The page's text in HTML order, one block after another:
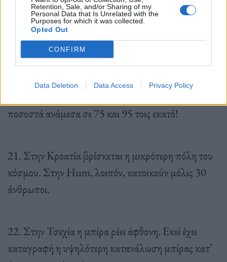
Retention, Sale, and/or Sharing of my
Personal Data that Is Unrelated with the
Purposes for which it was collected.
Opted Out
CONFIRM
Data Deletion Data Access Privacy Policy
γιορτάζουν κάθε χρόνο την ανεξαρτησία τους από το
Ηνωμένο Βασίλειο. (λέτε γι’ αυτό να πατώνει
σταθερά στην Eurovision;)
20. Η ανεργία στην Ζιμπάμπουε εκτιμάται ως η
ποσοστά ανάμεσα σε 75 και 95 τοις εκατό!
21. Στην Κροατία βρίσκεται η μικρότερη πόλη του
κόσμου. Στην Hum, λοιπόν, κατοικούν μόλις 30
άνθρωποι.
22. Στην Τσεχία η μπίρα ρέει άφθονη. Εκεί έχει
καταγραφή η υψηλότερη κατανάλωση μπίρας κατ’